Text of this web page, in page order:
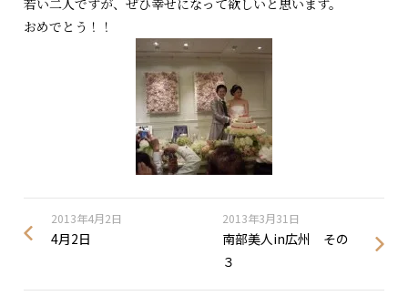
おめでとう！！
2013年4月2日
4月2日
2013年3月31日
南部美人in広州 その
３